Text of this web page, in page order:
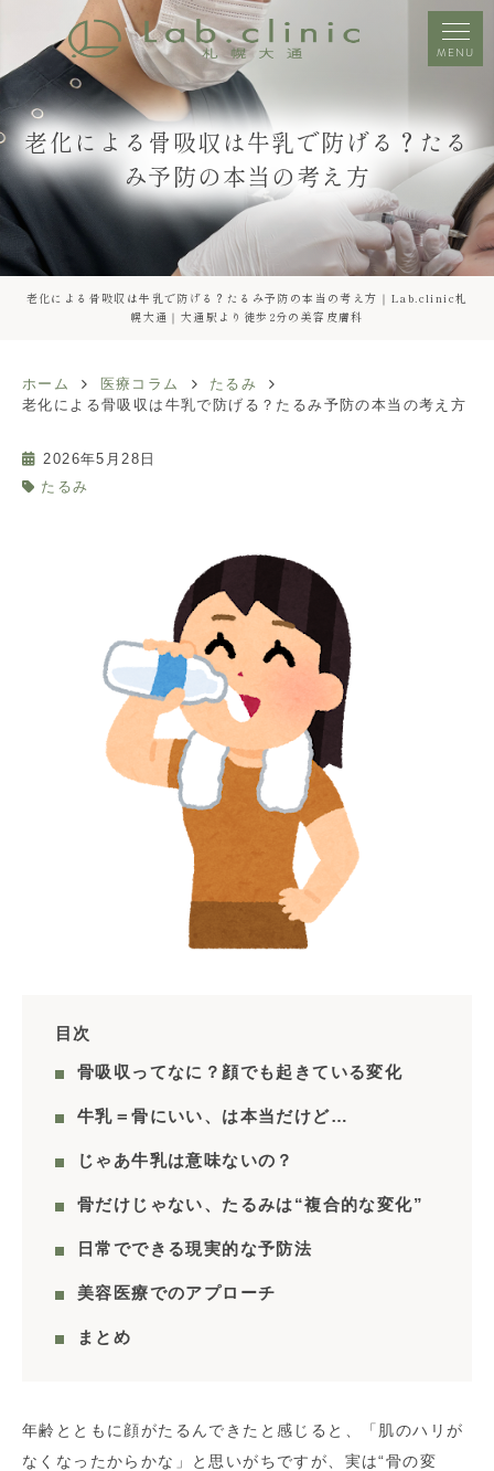
MENU
老化による骨吸収は牛乳で防げる？たる
み予防の本当の考え方
老化による骨吸収は牛乳で防げる？たるみ予防の本当の考え方｜Lab.clinic札
幌大通｜大通駅より徒歩2分の美容皮膚科
ホーム 医療コラム
たるみ
老化による骨吸収は牛乳で防げる？たるみ予防の本当の考え方
2026年5月28日
たるみ
目次
骨吸収ってなに？顔でも起きている変化
牛乳＝骨にいい、は本当だけど…
じゃあ牛乳は意味ないの？
骨だけじゃない、たるみは“複合的な変化”
日常でできる現実的な予防法
美容医療でのアプローチ
まとめ
年齢とともに顔がたるんできたと感じると、「肌のハリが
なくなったからかな」と思いがちですが、実は“骨の変